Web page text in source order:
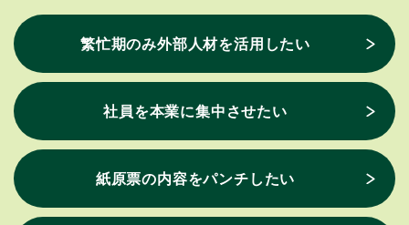
繁忙期のみ外部人材を活用したい
社員を本業に集中させたい
紙原票の内容をパンチしたい